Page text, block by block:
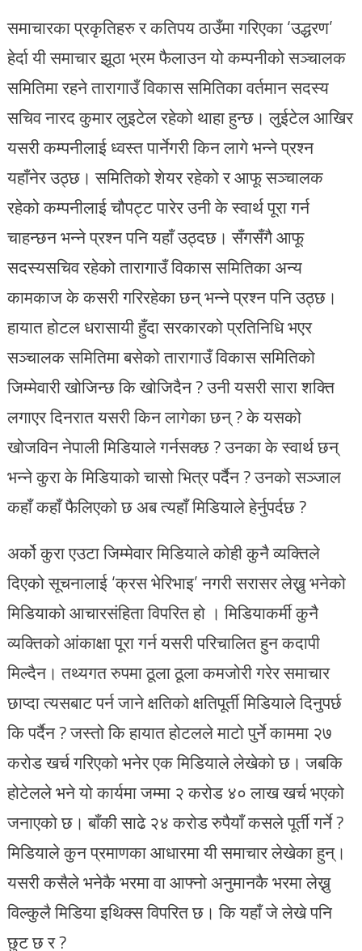
समाचारका प्रकृतिहरु र कतिपय ठाउँमा गरिएका ‘उद्धरण’
हेर्दा यी समाचार झूठा भ्रम फैलाउन यो कम्पनीको सञ्चालक
समितिमा रहने तारागाउँ विकास समितिका वर्तमान सदस्य
सचिव नारद कुमार लुइटेल रहेको थाहा हुन्छ। लुईटेल आखिर
यसरी कम्पनीलाई ध्वस्त पार्नेगरी किन लागे भन्ने प्रश्न
यहाँनेर उठ्छ। समितिको शेयर रहेको र आफू सञ्चालक
रहेको कम्पनीलाई चौपट्ट पारेर उनी के स्वार्थ पूरा गर्न
चाहन्छन भन्ने प्रश्न पनि यहाँ उठ्दछ। सँगसँगै आफू
सदस्यसचिव रहेको तारागाउँ विकास समितिका अन्य
कामकाज के कसरी गरिरहेका छन् भन्ने प्रश्न पनि उठ्छ।
हायात होटल धरासायी हुँदा सरकारको प्रतिनिधि भएर
सञ्चालक समितिमा बसेको तारागाउँ विकास समितिको
जिम्मेवारी खोजिन्छ कि खोजिदैन ? उनी यसरी सारा शक्ति
लगाएर दिनरात यसरी किन लागेका छन् ? के यसको
खोजविन नेपाली मिडियाले गर्नसक्छ ? उनका के स्वार्थ छन्
भन्ने कुरा के मिडियाको चासो भित्र पर्दैन ? उनको सञ्जाल
कहाँ कहाँ फैलिएको छ अब त्यहाँ मिडियाले हेर्नुपर्दछ ?
अर्को कुरा एउटा जिम्मेवार मिडियाले कोही कुनै व्यक्तिले
दिएको सूचनालाई ‘क्रस भेरिभाइ’ नगरी सरासर लेख्नु भनेको
मिडियाको आचारसंहिता विपरित हो । मिडियाकर्मी कुनै
व्यक्तिको आंकाक्षा पूरा गर्न यसरी परिचालित हुन कदापी
मिल्दैन। तथ्यगत रुपमा ठूला ठूला कमजोरी गरेर समाचार
छाप्दा त्यसबाट पर्न जाने क्षतिको क्षतिपूर्ती मिडियाले दिनुपर्छ
कि पर्दैन ? जस्तो कि हायात होटलले माटो पुर्ने काममा २७
करोड खर्च गरिएको भनेर एक मिडियाले लेखेको छ। जबकि
होटेलले भने यो कार्यमा जम्मा २ करोड ४० लाख खर्च भएको
जनाएको छ। बाँकी साढे २४ करोड रुपैयाँ कसले पूर्ती गर्ने ?
मिडियाले कुन प्रमाणका आधारमा यी समाचार लेखेका हुन्।
यसरी कसैले भनेकै भरमा वा आफ्नो अनुमानकै भरमा लेख्नु
विल्कुलै मिडिया इथिक्स विपरित छ। कि यहाँ जे लेखे पनि
छुट छ र ?